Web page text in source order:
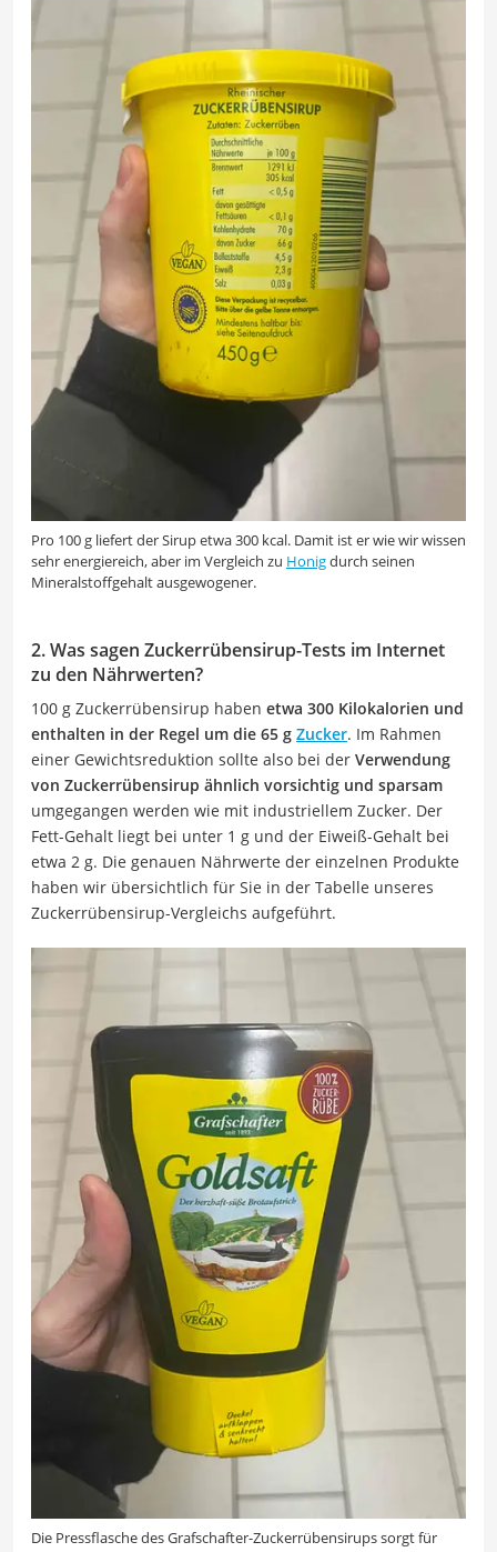
Pro 100 g liefert der Sirup etwa 300 kcal. Damit ist er wie wir wissen
sehr energiereich, aber im Vergleich zu Honigdurch seinen
Mineralstoffgehalt ausgewogener.
2. Was sagen Zuckerrübensirup-Tests im Internet
zu den Nährwerten?
100 g Zuckerrübensirup haben etwa 300 Kilokalorien und
enthalten in der Regel um die 65 g Zucker. Im Rahmen
einer Gewichtsreduktion sollte also bei der Verwendung
von Zuckerrübensirup ähnlich vorsichtig und sparsam
umgegangen werden wie mit industriellem Zucker. Der
Fett-Gehalt liegt bei unter 1 g und der Eiweiß-Gehalt bei
etwa 2 g. Die genauen Nährwerte der einzelnen Produkte
haben wir übersichtlich für Sie in der Tabelle unseres
Zuckerrübensirup-Vergleichs aufgeführt.
Die Pressflasche des Grafschafter-Zuckerrübensirups sorgt für